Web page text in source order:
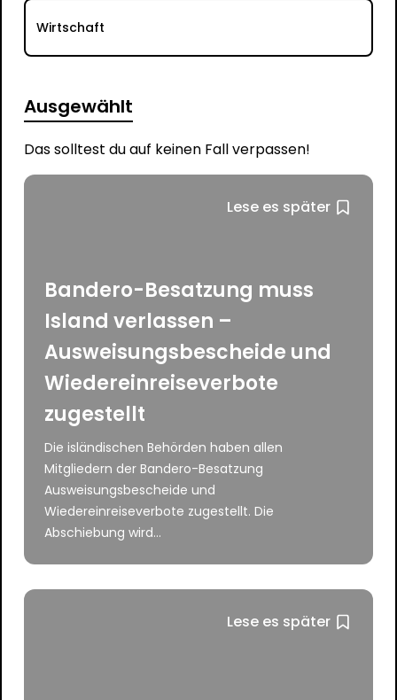
Wirtschaft
Ausgewählt
Das solltest du auf keinen Fall verpassen!
Lese es später
Bandero-Besatzung muss
Island verlassen –
Ausweisungsbescheide und
Wiedereinreiseverbote
zugestellt
Die isländischen Behörden haben allen
Mitgliedern der Bandero-Besatzung
Ausweisungsbescheide und
Wiedereinreiseverbote zugestellt. Die
Abschiebung wird...
Lese es später